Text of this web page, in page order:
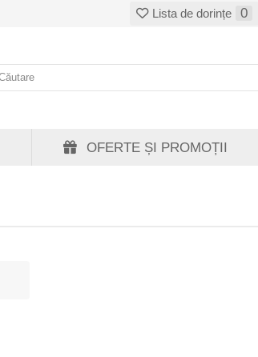
Lista de dorințe 0
OFERTE ȘI PROMOȚII